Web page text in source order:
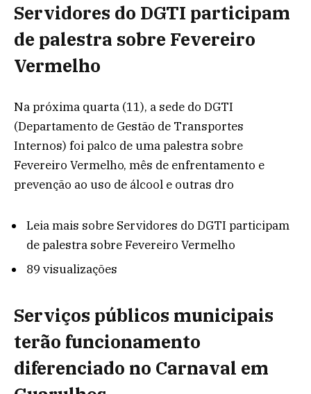
Servidores do DGTI participam
de palestra sobre Fevereiro
Vermelho
Na próxima quarta (11), a sede do DGTI
(Departamento de Gestão de Transportes
Internos) foi palco de uma palestra sobre
Fevereiro Vermelho, mês de enfrentamento e
prevenção ao uso de álcool e outras dro
Leia mais sobre Servidores do DGTI participam
de palestra sobre Fevereiro Vermelho
89 visualizações
Serviços públicos municipais
terão funcionamento
diferenciado no Carnaval em